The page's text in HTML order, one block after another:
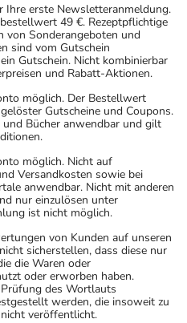
Ihre erste Newsletteranmeldung.
49 €. Rezeptpflichtige
von Sonderangeboten und
sind vom Gutschein
Gutschein. Nicht kombinierbar
und Rabatt-Aktionen.
möglich. Der Bestellwert
Gutscheine und Coupons.
Bücher anwendbar und gilt
möglich. Nicht auf
Versandkosten sowie bei
anwendbar. Nicht mit anderen
nur einzulösen unter
ist nicht möglich.
von Kunden auf unseren
sicherstellen, dass diese nur
die Waren oder
oder erworben haben.
des Wortlauts
werden, die insoweit zu
veröffentlicht.